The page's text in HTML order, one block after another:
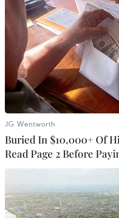
Theo dõi VietnamPlus
TIN LIÊN QUAN
JG Wentworth
Buried In $10,000+ Of
Read Page 2 Before